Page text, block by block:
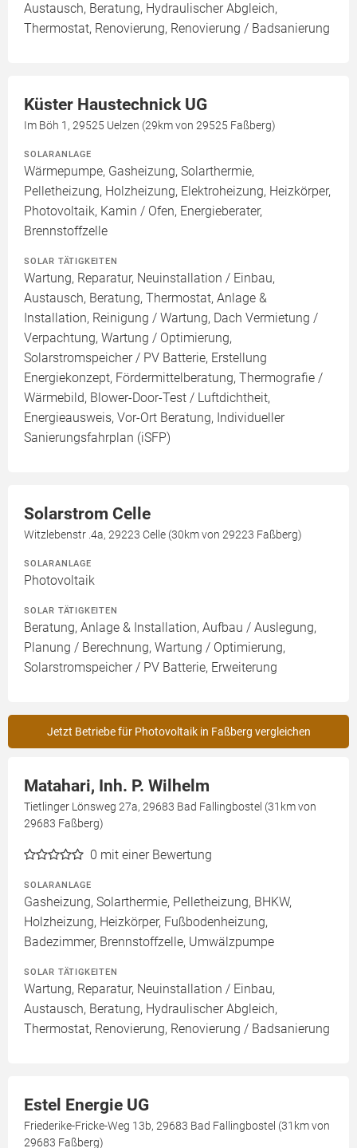
Austausch, Beratung, Hydraulischer Abgleich,
Thermostat, Renovierung, Renovierung / Badsanierung
Küster Haustechnick UG
Im Böh 1, 29525 Uelzen (29km von 29525 Faßberg)
SOLARANLAGE
Wärmepumpe, Gasheizung, Solarthermie,
Pelletheizung, Holzheizung, Elektroheizung, Heizkörper,
Photovoltaik, Kamin / Ofen, Energieberater,
Brennstoffzelle
SOLAR TÄTIGKEITEN
Wartung, Reparatur, Neuinstallation / Einbau,
Austausch, Beratung, Thermostat, Anlage &
Installation, Reinigung / Wartung, Dach Vermietung /
Verpachtung, Wartung / Optimierung,
Solarstromspeicher / PV Batterie, Erstellung
Energiekonzept, Fördermittelberatung, Thermografie /
Wärmebild, Blower-Door-Test / Luftdichtheit,
Energieausweis, Vor-Ort Beratung, Individueller
Sanierungsfahrplan (iSFP)
Solarstrom Celle
Witzlebenstr .4a, 29223 Celle (30km von 29223 Faßberg)
SOLARANLAGE
Photovoltaik
SOLAR TÄTIGKEITEN
Beratung, Anlage & Installation, Aufbau / Auslegung,
Planung / Berechnung, Wartung / Optimierung,
Solarstromspeicher / PV Batterie, Erweiterung
Jetzt Betriebe für Photovoltaik in Faßberg vergleichen
Matahari, Inh. P. Wilhelm
Tietlinger Lönsweg 27a, 29683 Bad Fallingbostel (31km von
29683 Faßberg)
0 mit einer Bewertung
SOLARANLAGE
Gasheizung, Solarthermie, Pelletheizung, BHKW,
Holzheizung, Heizkörper, Fußbodenheizung,
Badezimmer, Brennstoffzelle, Umwälzpumpe
SOLAR TÄTIGKEITEN
Wartung, Reparatur, Neuinstallation / Einbau,
Austausch, Beratung, Hydraulischer Abgleich,
Thermostat, Renovierung, Renovierung / Badsanierung
Estel Energie UG
Friederike-Fricke-Weg 13b, 29683 Bad Fallingbostel (31km von
29683 Faßberg)